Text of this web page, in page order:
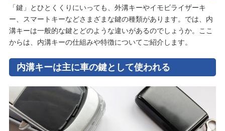
「鍵」とひとくくりにいっても、外溝キーやイモビライザーキ
ー、スマートキーなどさまざまな鍵の種類があります。では、内
溝キーは一般的な鍵とどのような違いがあるのでしょうか。ここ
からは、内溝キーの仕組みや特徴についてご紹介します。
内溝キーは主に車の鍵として使われる